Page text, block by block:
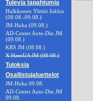
Tulevia tapahtumia
Hulkkonen Yhtiöt Jokkis
(08.08.-09.08.)
JM-Huha (09.08.)
AD-Center Auto-Din JM
(09.08.)
KRS JM (08.08.)
X HausUA JM (08.08.)
Tuloksia
Osallistujaluettelot
JM-Huha 09.08.
AD-Center Auto-Din JM
09.08.